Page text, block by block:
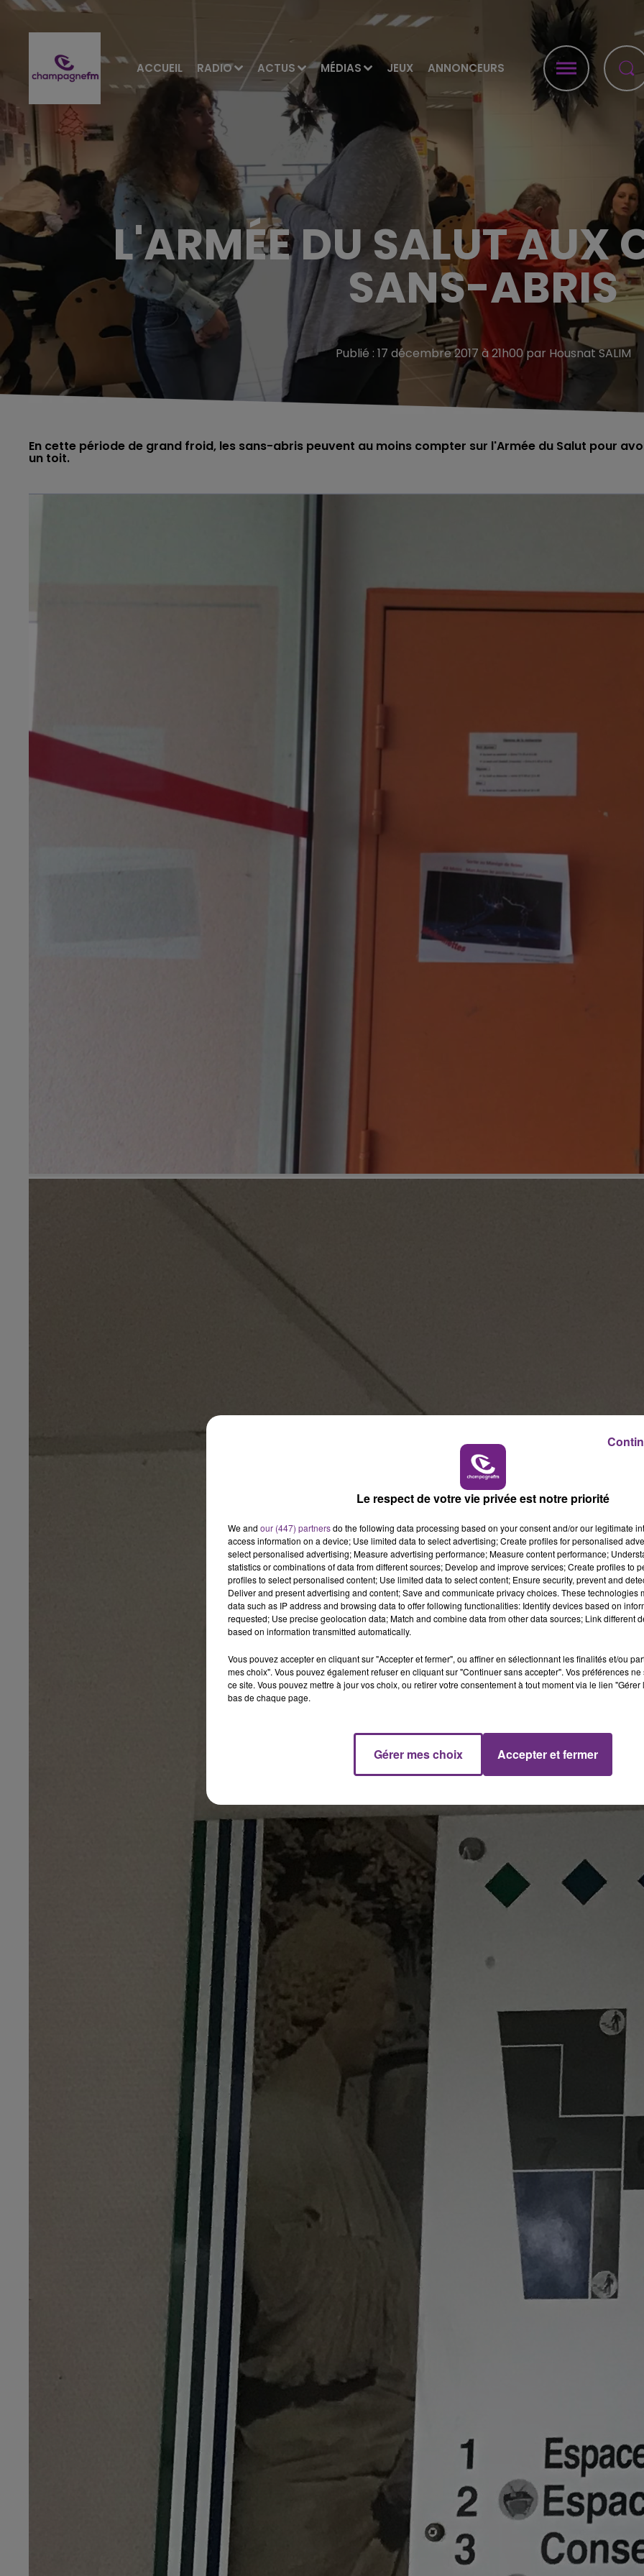
ACCUEIL RADIO ACTUS MÉDIAS JEUX ANNONCEURS
L'ARMÉE DU SALUT AUX
SANS-ABRIS
Publié : 17 décembre 2017 à 21h00 par Housnat SALIM
En cette période de grand froid, les sans-abris peuvent au moins compter sur l'Armée du Salut pour
un toit.
Le respect de votre vie privée est notre priorité
We and our (447) partnersdo the following data processing based on your consent and/or our legitimate
access information on a device; Use limited data to select advertising; Create profiles for personalised
select personalised advertising; Measure advertising performance; Measure content performance;
statistics or combinations of data from different sources; Develop and improve services; Create profiles to
profiles to select personalised content; Use limited data to select content; Ensure security, prevent and
Deliver and present advertising and content; Save and communicate privacy choices. These technologies
data such as IP address and browsing data to offer following functionalities: Identify devices based on
requested; Use precise geolocation data; Match and combine data from other data sources; Link different
based on information transmitted automatically.
Vous pouvez accepter en cliquant sur "Accepter et fermer", ou affiner en sélectionnant les finalités et/ou
mes choix". Vous pouvez également refuser en cliquant sur "Continuer sans accepter". Vos préférences
ce site. Vous pouvez mettre à jour vos choix, ou retirer votre consentement à tout moment via le lien
bas de chaque page.
Gérer mes choix Accepter et fermer